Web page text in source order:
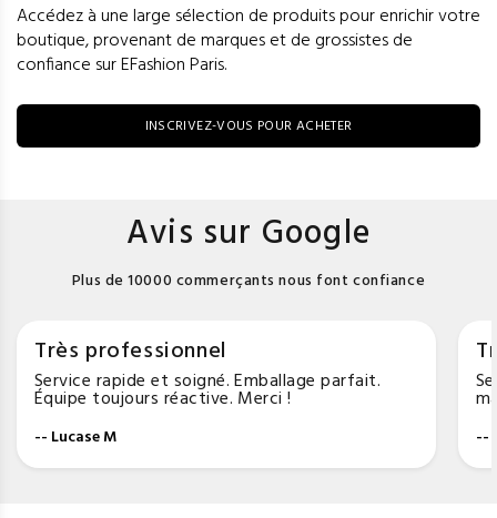
Accédez à une large sélection de produits pour enrichir votre
boutique, provenant de marques et de grossistes de
confiance sur EFashion Paris.
INSCRIVEZ-VOUS POUR ACHETER
Avis sur Google
Plus de 10000 commerçants nous font confiance
Très professionnel
Service rapide et soigné. Emballage parfait.
Équipe toujours réactive. Merci !
-- Lucase M --